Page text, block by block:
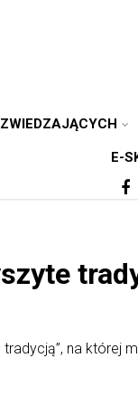
E-
tradycją”, na